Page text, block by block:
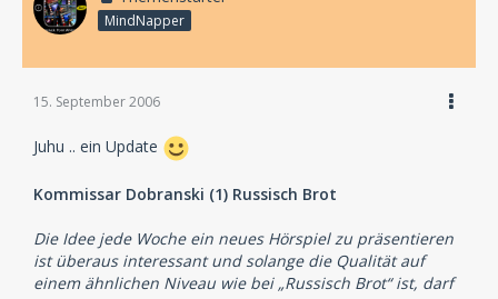
MindNapper
15. September 2006
Juhu .. ein Update
Kommissar Dobranski (1) Russisch Brot
Die Idee jede Woche ein neues Hörspiel zu präsentieren
ist überaus interessant und solange die Qualität auf
einem ähnlichen Niveau wie bei „Russisch Brot“ ist, darf